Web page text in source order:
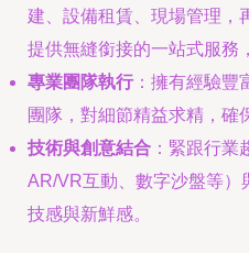
建、設備租賃、現場管理，
提供無縫銜接的一站式服務
專業團隊執行：擁有經驗豐
團隊，對細節精益求精，確
技術與創意結合 ：緊跟行
AR/VR互動、數字沙盤等）
技感與新鮮感。